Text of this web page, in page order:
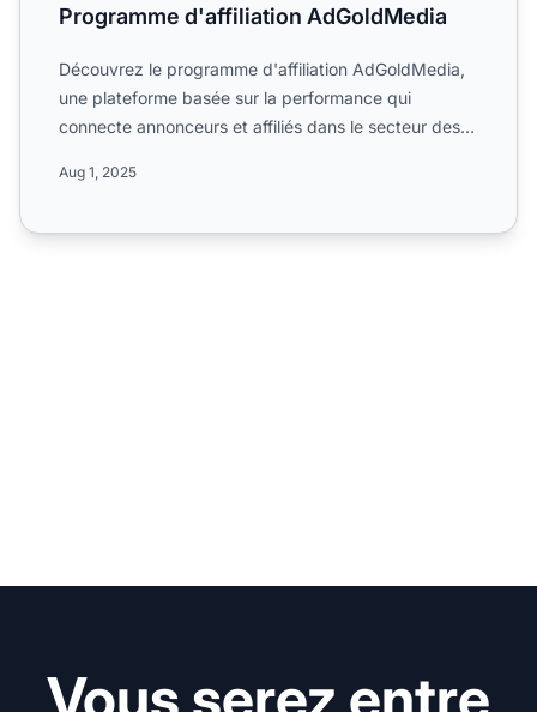
Programme d'affiliation AdGoldMedia
Découvrez le programme d'affiliation AdGoldMedia,
une plateforme basée sur la performance qui
connecte annonceurs et affiliés dans le secteur des
Aug 1, 2025